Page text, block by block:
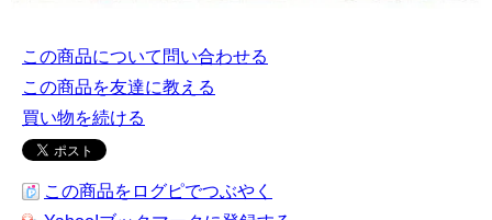
この商品について問い合わせる
この商品を友達に教える
買い物を続ける
この商品をログピでつぶやく